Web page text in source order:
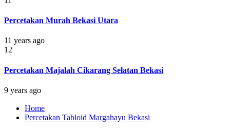
Percetakan Murah Bekasi Utara
11 years ago
12
Percetakan Majalah Cikarang Selatan Bekasi
9 years ago
Home
Percetakan Tabloid Margahayu Bekasi